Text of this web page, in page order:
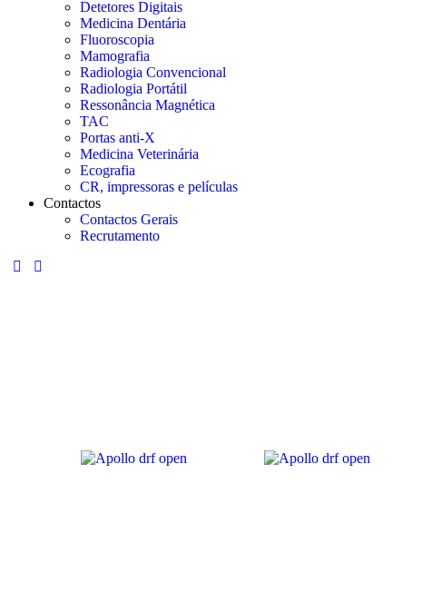
Detetores Digitais
Medicina Dentária
Fluoroscopia
Mamografia
Radiologia Convencional
Radiologia Portátil
Ressonância Magnética
TAC
Portas anti-X
Medicina Veterinária
Ecografia
CR, impressoras e películas
Contactos
Contactos Gerais
Recrutamento